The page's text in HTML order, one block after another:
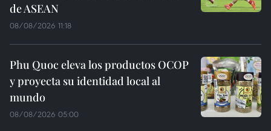
de ASEAN
08/08/2026 11:18
Phu Quoc eleva los productos OCOP
y proyecta su identidad local al
mundo
08/08/2026 05:00